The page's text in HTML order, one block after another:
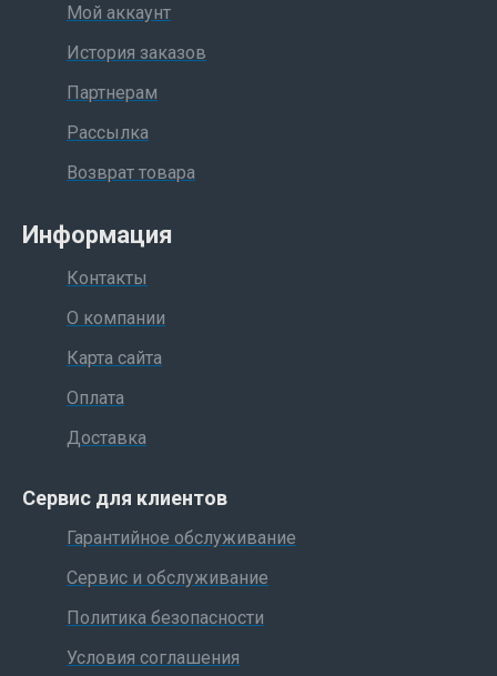
Мой аккаунт
История заказов
Партнерам
Рассылка
Возврат товара
Информация
Контакты
О компании
Карта сайта
Оплата
Доставка
Сервис для клиентов
Гарантийное обслуживание
Сервис и обслуживание
Политика безопасности
Условия соглашения